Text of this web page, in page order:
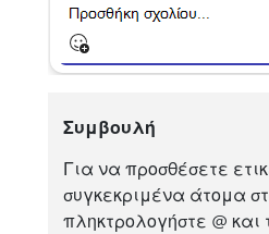
Συμβουλή
Για να προσθέσετε
συγκεκριμένα άτομα
πληκτρολογήστε @ και